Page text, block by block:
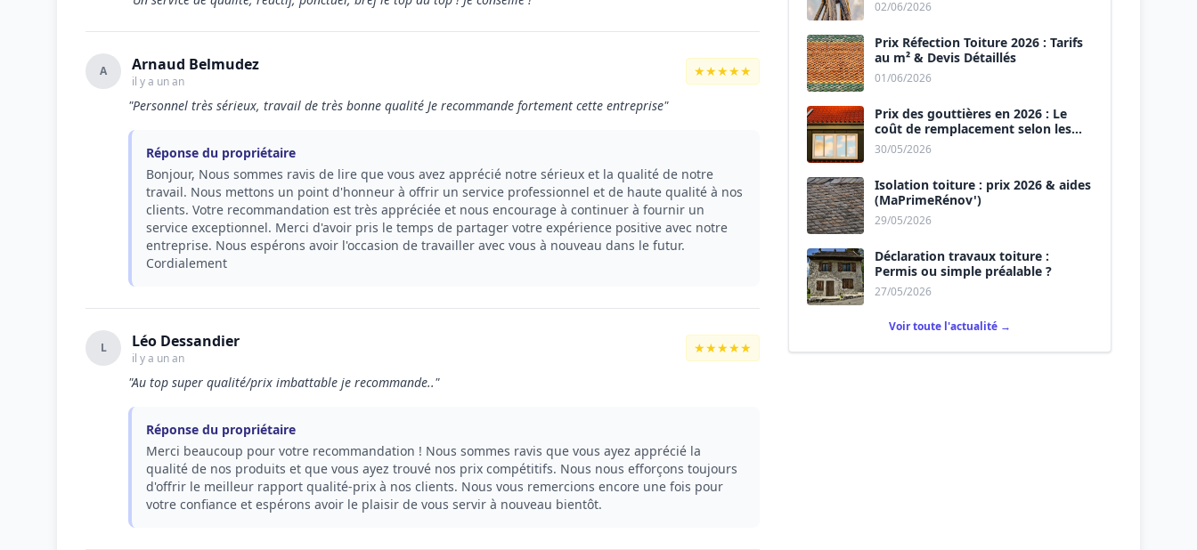
A Arnaud Belmudez
il y a un an
★★★★★
"Personnel très sérieux, travail de très bonne qualité Je recommande fortement cette entreprise"
Réponse du propriétaire
Bonjour, Nous sommes ravis de lire que vous avez apprécié notre sérieux et la qualité de notre
travail. Nous mettons un point d'honneur à offrir un service professionnel et de haute qualité à nos
clients. Votre recommandation est très appréciée et nous encourage à continuer à fournir un
service exceptionnel. Merci d'avoir pris le temps de partager votre expérience positive avec notre
entreprise. Nous espérons avoir l'occasion de travailler avec vous à nouveau dans le futur.
Cordialement
L Léo Dessandier
il y a un an
★★★★★
"Au top super qualité/prix imbattable je recommande.."
Réponse du propriétaire
Merci beaucoup pour votre recommandation ! Nous sommes ravis que vous ayez apprécié la
qualité de nos produits et que vous ayez trouvé nos prix compétitifs. Nous nous efforçons toujours
d'offrir le meilleur rapport qualité-prix à nos clients. Nous vous remercions encore une fois pour
votre confiance et espérons avoir le plaisir de vous servir à nouveau bientôt.
02/06/2026
Prix Réfection Toiture 2026 : Tarifs
au m² & Devis Détaillés
01/06/2026
Prix des gouttières en 2026 : Le
coût de remplacement selon les
matériaux
30/05/2026
Isolation toiture : prix 2026 & aides
(MaPrimeRénov')
29/05/2026
Déclaration travaux toiture :
Permis ou simple préalable ?
27/05/2026
Voir toute l'actualité →